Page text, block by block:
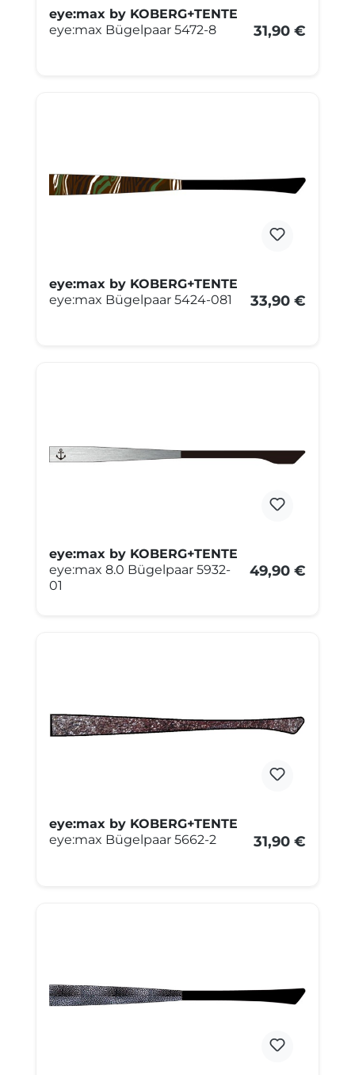
eye:max by KOBERG+TENTE
eye:max Bügelpaar 5472-8
31,90 €
eye:max by KOBERG+TENTE
eye:max Bügelpaar 5424-081
33,90 €
eye:max by KOBERG+TENTE
eye:max 8.0 Bügelpaar 5932-
01
49,90 €
eye:max by KOBERG+TENTE
eye:max Bügelpaar 5662-2
31,90 €